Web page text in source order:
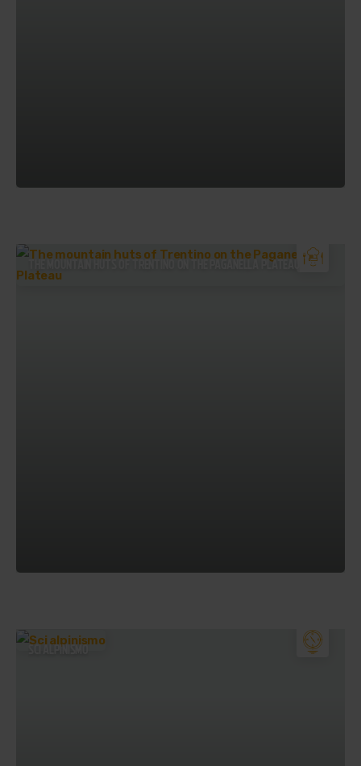
THE MOUNTAIN HUTS OF TRENTINO ON THE PAGANELLA PLATEAU
SCI ALPINISMO